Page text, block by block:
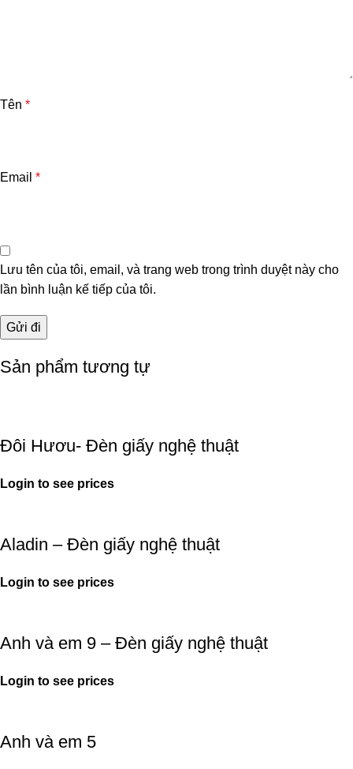
Tên *
Email *
Lưu tên của tôi, email, và trang web trong trình duyệt này cho
lần bình luận kế tiếp của tôi.
Sản phẩm tương tự
Đôi Hươu- Đèn giấy nghệ thuật
Login to see prices
Aladin – Đèn giấy nghệ thuật
Login to see prices
Anh và em 9 – Đèn giấy nghệ thuật
Login to see prices
Anh và em 5